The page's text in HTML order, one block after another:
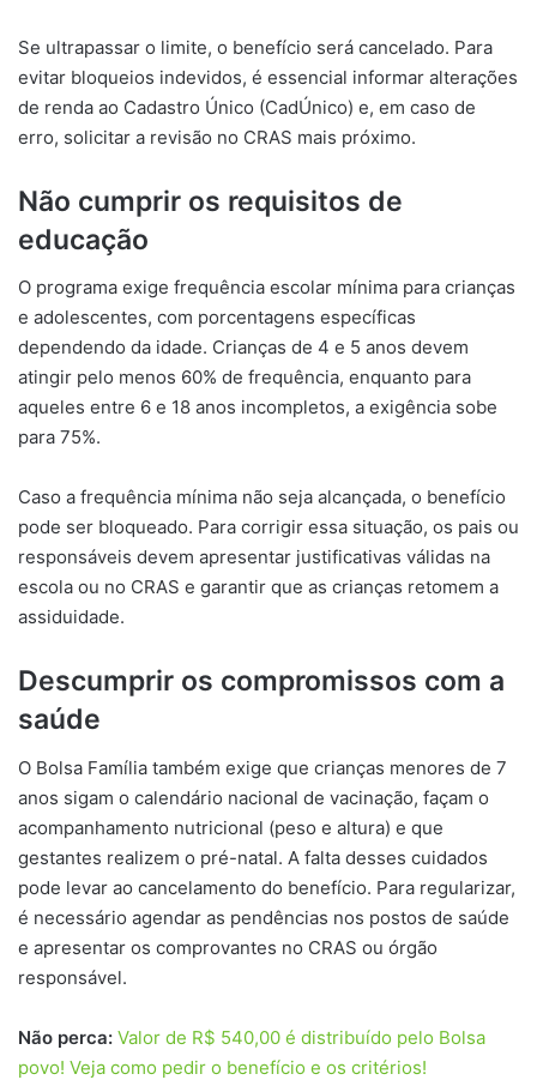
Se ultrapassar o limite, o benefício será cancelado. Para
evitar bloqueios indevidos, é essencial informar alterações
de renda ao Cadastro Único (CadÚnico) e, em caso de
erro, solicitar a revisão no CRAS mais próximo.
Não cumprir os requisitos de
educação
O programa exige frequência escolar mínima para crianças
e adolescentes, com porcentagens específicas
dependendo da idade. Crianças de 4 e 5 anos devem
atingir pelo menos 60% de frequência, enquanto para
aqueles entre 6 e 18 anos incompletos, a exigência sobe
para 75%.
Caso a frequência mínima não seja alcançada, o benefício
pode ser bloqueado. Para corrigir essa situação, os pais ou
responsáveis devem apresentar justificativas válidas na
escola ou no CRAS e garantir que as crianças retomem a
assiduidade.
Descumprir os compromissos com a
saúde
O Bolsa Família também exige que crianças menores de 7
anos sigam o calendário nacional de vacinação, façam o
acompanhamento nutricional (peso e altura) e que
gestantes realizem o pré-natal. A falta desses cuidados
pode levar ao cancelamento do benefício. Para regularizar,
é necessário agendar as pendências nos postos de saúde
e apresentar os comprovantes no CRAS ou órgão
responsável.
Não perca: Valor de R$ 540,00 é distribuído pelo Bolsa
povo! Veja como pedir o benefício e os critérios!